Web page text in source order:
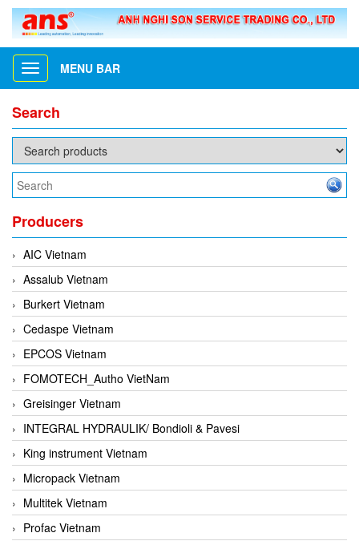
Toggle
navigation
MENU BAR
Search
Producers
AIC Vietnam
Assalub Vietnam
Burkert Vietnam
Cedaspe Vietnam
EPCOS Vietnam
FOMOTECH_Autho VietNam
Greisinger Vietnam
INTEGRAL HYDRAULIK/ Bondioli & Pavesi
King instrument Vietnam
Micropack Vietnam
Multitek Vietnam
Profac Vietnam